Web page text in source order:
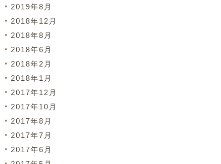
2019年8月
2018年12月
2018年8月
2018年6月
2018年2月
2018年1月
2017年12月
2017年10月
2017年8月
2017年7月
2017年6月